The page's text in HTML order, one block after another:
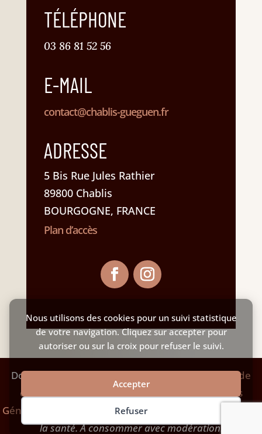
Nous utilisons des cookies pour un suivi statistique
de votre navigation. Cliquez sur accepter pour
autoriser ou sur la croix pour refuser le suivi.
Accepter
Refuser
TÉLÉPHONE
03 86 81 52 56
E-MAIL
contact@chablis-gueguen.fr
ADRESSE
5 Bis Rue Jules Rathier
89800 Chablis
BOURGOGNE, FRANCE
Plan d’accès
Domaine Céline & Frédéric Gueguen –Politique de
confidentialité & mentions légales
Conditions
Générales de Vente
– L’abus d’alcool est dangereux pour
la santé. A consommer avec modération.